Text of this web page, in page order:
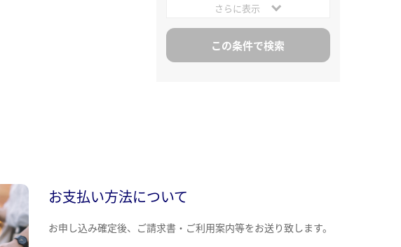
さらに表示
お支払い方法について
お申し込み確定後、ご請求書・ご利用案内等をお送り致します。